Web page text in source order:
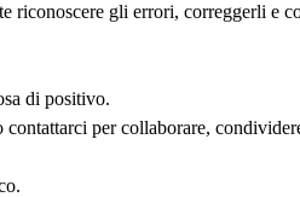
riconoscere gli errori, correggerli e
di positivo.
per collaborare,